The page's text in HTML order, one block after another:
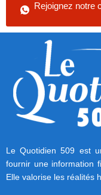
Rejoignez notre
Le Quotidien 509 est
fournir une information
Elle valorise les réalités